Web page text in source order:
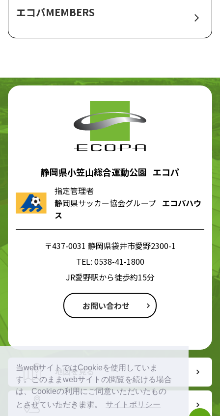
当webサイトではCookieを使用していま
す。このままwebサイトの閲覧を続ける場合
は、Cookieの利用にご同意いただいたもの
とさせていただきます。
サイトポリシー
エコパMEMBERS
静岡県小笠山総合運動公園 エコパ
指定管理者
静岡県サッカー協会グループ エコパハウ
ス
〒437-0031 静岡県袋井市愛野2300-1
TEL: 0538-41-1800
JR愛野駅から徒歩約15分
お問い合わせ
地図を見る
ルート検索